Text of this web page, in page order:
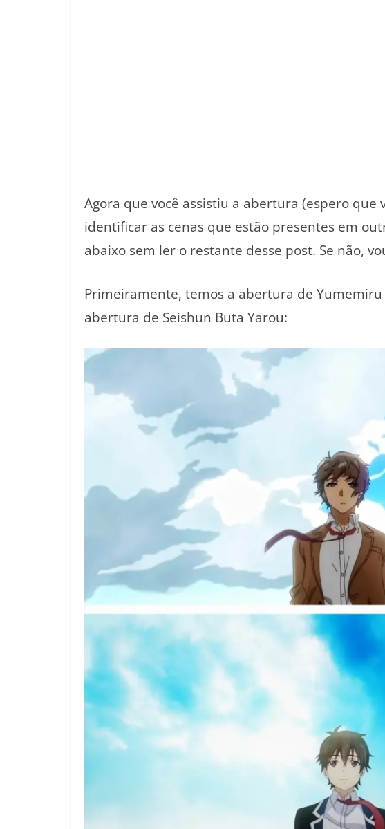
Agora que você assistiu a abertura (espero que
identificar as cenas que estão presentes em
abaixo sem ler o restante desse post. Se não,
Primeiramente, temos a abertura de
abertura de Seishun Buta Yarou: